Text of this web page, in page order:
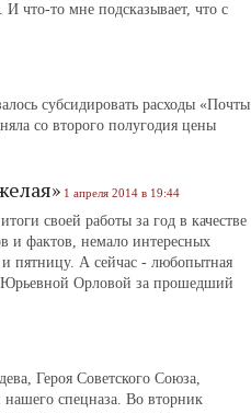
И что-то мне подсказывает, что с
субсидировать расходы «Почты
со второго полугодия цены
1 апреля 2014 в 19:44
своей работы за год в качестве
и фактов, немало интересных
и пятницу. А сейчас - любопытная
Юрьевной Орловой за прошедший
Героя Советского Союза,
нашего спецназа. Во вторник